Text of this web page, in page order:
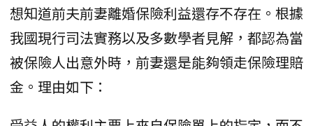
想知道前夫前妻離婚保險利益還存不存在。根據
我國現行司法實務以及多數學者見解，都認為當
被保險人出意外時，前妻還是能夠領走保險理賠
金。理由如下：